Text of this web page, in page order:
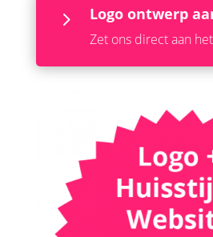
5 Logo ontwerp
Zet ons direct aan